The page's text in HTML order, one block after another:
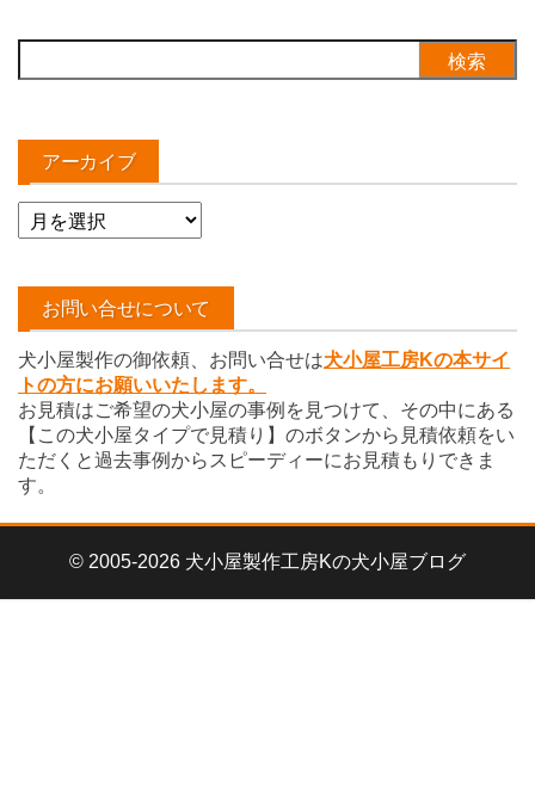
索:
アーカイブ
ア
ー
イ
お問い合せについて
犬小屋製作の御依頼、お問い合せは犬小屋工房Kの本サイ
トの方にお願いいたします。
お見積はご希望の犬小屋の事例を見つけて、その中にある
【この犬小屋タイプで見積り】のボタンから見積依頼をい
ただくと過去事例からスピーディーにお見積もりできま
す。
© 2005-2026 犬小屋製作工房Kの犬小屋ブログ